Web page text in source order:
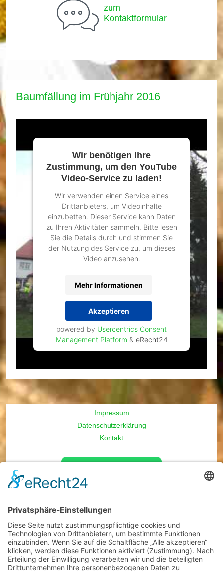
zum
Kontaktformular
Baumfällung im Frühjahr 2016
Wir benötigen Ihre
Zustimmung, um den YouTube
Video-Service zu laden!
Wir verwenden einen Service eines
Drittanbieters, um Videoinhalte
einzubetten. Dieser Service kann Daten
zu Ihren Aktivitäten sammeln. Bitte lesen
Sie die Details durch und stimmen Sie
der Nutzung des Service zu, um dieses
Video anzusehen.
Mehr Informationen
Akzeptieren
powered by Usercentrics Consent
Management Platform & eRecht24
Impressum
Datenschutzerklärung
Kontakt
Dienstag
9 - 17 Uhr
Mittwoch
9 - 17 Uhr
Donnerstag
9 - 17 Uhr
Freitag
9 - 17 Uhr